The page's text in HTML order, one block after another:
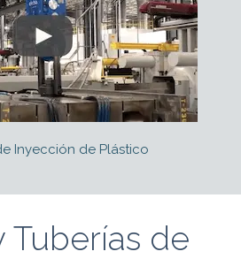
Inyección de Plástico
Tuberías de